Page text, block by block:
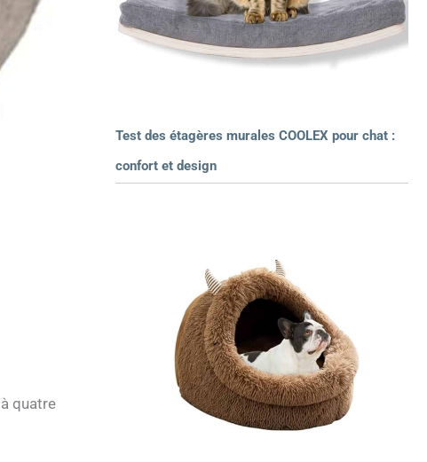
quatre
Test des étagères murales COOLEX pour chat :
confort et design